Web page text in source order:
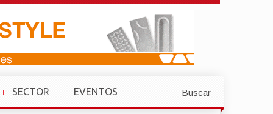
SECTOR
»
EVENTOS
»
Buscar